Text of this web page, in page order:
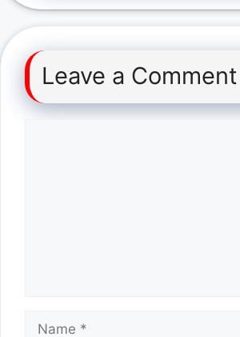
Leave a Comment
Name